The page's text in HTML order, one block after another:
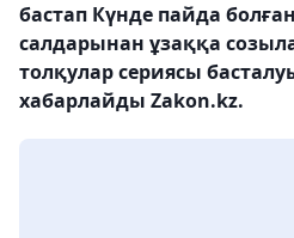
бастап Күнде пайда
салдарынан ұзаққа
толқулар сериясы
хабарлайды Zakon.kz.